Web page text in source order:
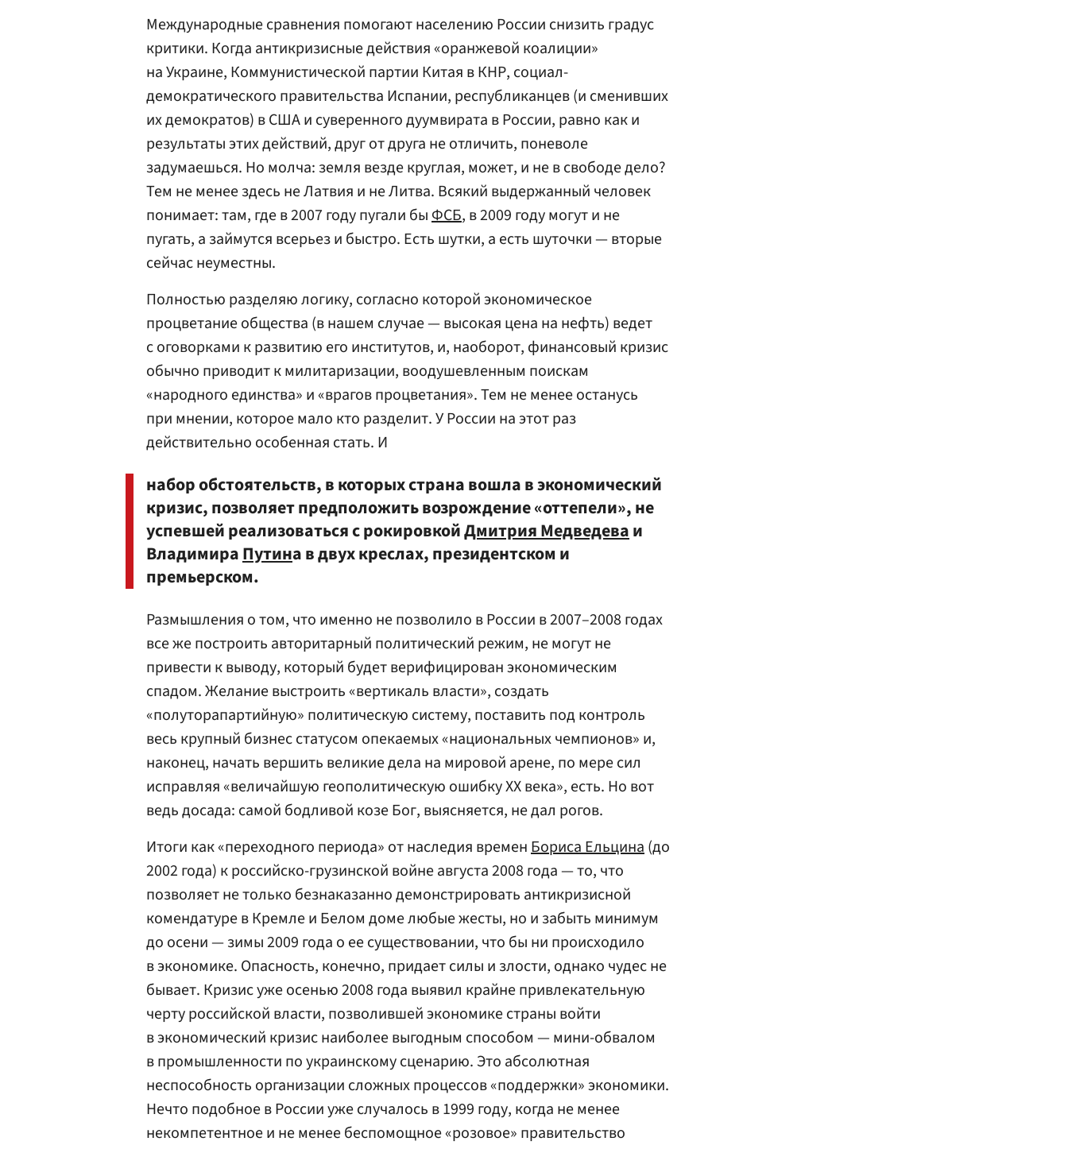
Международные сравнения помогают населению России снизить градус
критики. Когда антикризисные действия «оранжевой коалиции»
на Украине, Коммунистической партии Китая в КНР, социал-
демократического правительства Испании, республиканцев (и сменивших
их демократов) в США и суверенного дуумвирата в России, равно как и
результаты этих действий, друг от друга не отличить, поневоле
задумаешься. Но молча: земля везде круглая, может, и не в свободе дело?
Тем не менее здесь не Латвия и не Литва. Всякий выдержанный человек
понимает: там, где в 2007 году пугали быФСБ, в 2009 году могут и не
пугать, а займутся всерьез и быстро. Есть шутки, а есть шуточки — вторые
сейчас неуместны.
Полностью разделяю логику, согласно которой экономическое
процветание общества (в нашем случае — высокая цена на нефть) ведет
с оговорками к развитию его институтов, и, наоборот, финансовый кризис
обычно приводит к милитаризации, воодушевленным поискам
«народного единства» и «врагов процветания». Тем не менее останусь
при мнении, которое мало кто разделит. У России на этот раз
действительно особенная стать. И
набор обстоятельств, в которых страна вошла в экономический
кризис, позволяет предположить возрождение «оттепели», не
успевшей реализоваться с рокировкойДмитрия Медведеваи
ВладимираПутина в двух креслах, президентском и
премьерском.
Размышления о том, что именно не позволило в России в 2007–2008 годах
все же построить авторитарный политический режим, не могут не
привести к выводу, который будет верифицирован экономическим
спадом. Желание выстроить «вертикаль власти», создать
«полуторапартийную» политическую систему, поставить под контроль
весь крупный бизнес статусом опекаемых «национальных чемпионов» и,
наконец, начать вершить великие дела на мировой арене, по мере сил
исправляя «величайшую геополитическую ошибку XX века», есть. Но вот
ведь досада: самой бодливой козе Бог, выясняется, не дал рогов.
Итоги как «переходного периода» от наследия временБориса Ельцина(до
2002 года) к российско-грузинской войне августа 2008 года — то, что
позволяет не только безнаказанно демонстрировать антикризисной
комендатуре в Кремле и Белом доме любые жесты, но и забыть минимум
до осени — зимы 2009 года о ее существовании, что бы ни происходило
в экономике. Опасность, конечно, придает силы и злости, однако чудес не
бывает. Кризис уже осенью 2008 года выявил крайне привлекательную
черту российской власти, позволившей экономике страны войти
в экономический кризис наиболее выгодным способом — мини-обвалом
в промышленности по украинскому сценарию. Это абсолютная
неспособность организации сложных процессов «поддержки» экономики.
Нечто подобное в России уже случалось в 1999 году, когда не менее
некомпетентное и не менее беспомощное «розовое» правительство